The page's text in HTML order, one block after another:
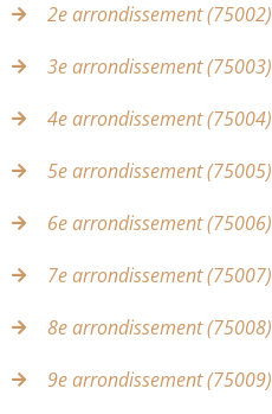
2e arrondissement (75002)
3e arrondissement (75003)
4e arrondissement (75004)
5e arrondissement (75005)
6e arrondissement (75006)
7e arrondissement (75007)
8e arrondissement (75008)
9e arrondissement (75009)